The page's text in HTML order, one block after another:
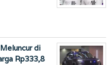
di
Rp333,8